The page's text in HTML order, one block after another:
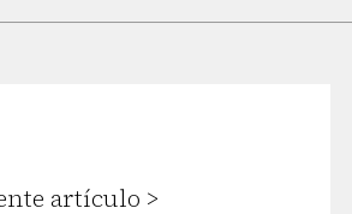
artículo >